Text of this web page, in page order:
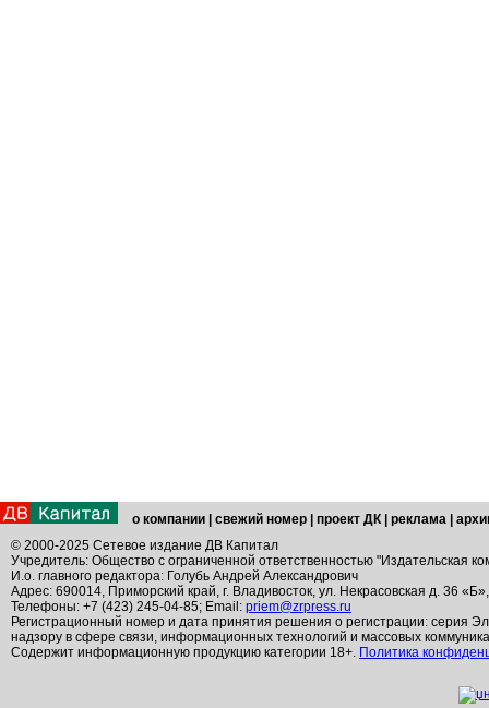
о компании свежий номер проект ДК реклама
© 2000-2025 Сетевое издание ДВ Капитал
Учредитель: Общество с ограниченной ответственностью "Издательская
И.о. главного редактора: Голубь Андрей Александрович
Адрес: 690014, Приморский край, г. Владивосток, ул. Некрасовская д. 36
Телефоны: +7 (423) 245-04-85; Email: priem@zrpress.ru
Регистрационный номер и дата принятия решения о регистрации: серия
надзору в сфере связи, информационных технологий и массовых
Содержит информационную продукцию категории 18+. Политика